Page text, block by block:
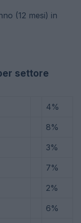
(12 mesi) in
settore
4%
8%
3%
7%
2%
6%